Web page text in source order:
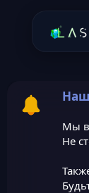
Мы
Не